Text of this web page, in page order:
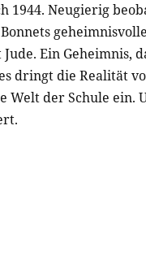
1944. Neugierig
Jude. Ein Geheimnis,
dringt die Realität
Welt der Schule ein.